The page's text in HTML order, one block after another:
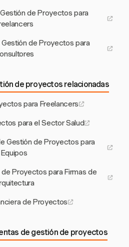
de Proyectos para
de Proyectos para
de proyectos relacionadas
para Freelancers
para el Sector Salud
Gestión de Proyectos para
Equipos
Proyectos para Firmas de
de Proyectos
de gestión de proyectos